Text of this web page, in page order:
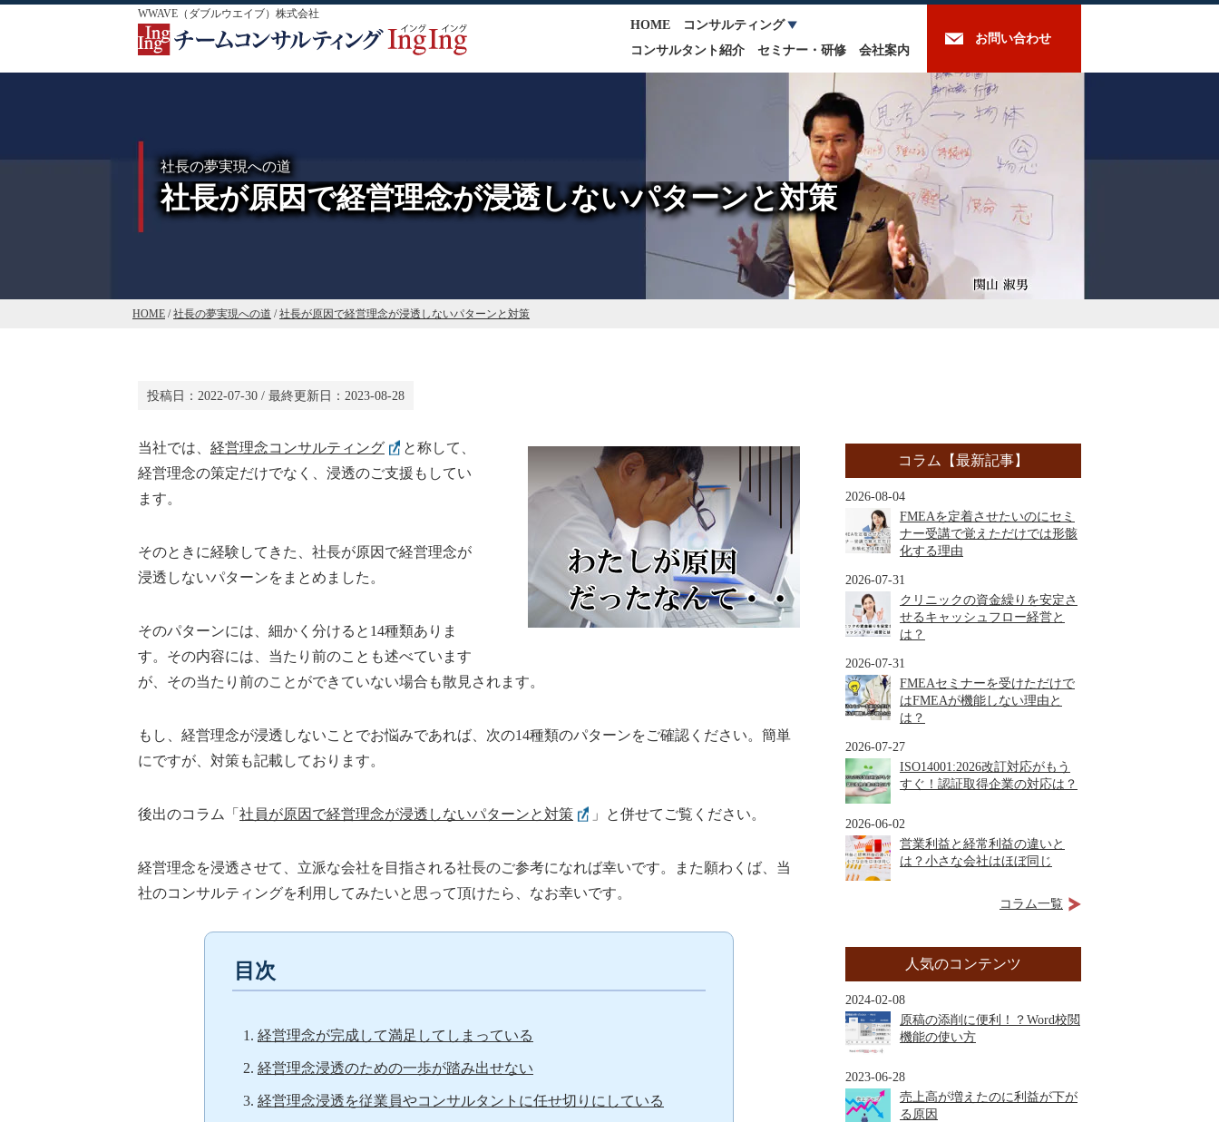
WWAVE（ダブルウエイブ）株式会社
お問い合わせ
HOME
コンサルティング
コンサルタント紹介
セミナー・研修 会社案内
社長の夢実現への道
社長が原因で経営理念が浸透しないパターンと対策
HOME /社長の夢実現への道 /社長が原因で経営理念が浸透しないパターンと対策
投稿日： 2022-07-30 / 最終更新日： 2023-08-28
当社では、 経営理念コンサルティング
と称して、
経営理念の策定だけでなく、浸透のご支援もしてい
ます。
そのときに経験してきた、社長が原因で経営理念が
浸透しないパターンをまとめました。
そのパターンには、細かく分けると14種類ありま
す。その内容には、当たり前のことも述べています
が、その当たり前のことができていない場合も散見されます。
もし、経営理念が浸透しないことでお悩みであれば、次の14種類のパターンをご確認ください。簡単
にですが、対策も記載しております。
後出のコラム「 社員が原因で経営理念が浸透しないパターンと対策 」と併せてご覧ください。
経営理念を浸透させて、立派な会社を目指される社長のご参考になれば幸いです。また願わくば、当
社のコンサルティングを利用してみたいと思って頂けたら、なお幸いです。
目次
経営理念が完成して満足してしまっている
経営理念浸透のための一歩が踏み出せない
経営理念浸透を従業員やコンサルタントに任せ切りにしている
コラム【最新記事】
2026-08-04
FMEAを定着させたいのにセミ
ナー受講で覚えただけでは形骸
化する理由
2026-07-31
クリニックの資金繰りを安定さ
せるキャッシュフロー経営と
は？
2026-07-31
FMEAセミナーを受けただけで
はFMEAが機能しない理由と
は？
2026-07-27
ISO14001:2026改訂対応がもう
すぐ！認証取得企業の対応は？
2026-06-02
営業利益と経常利益の違いと
は？小さな会社はほぼ同じ
コラム一覧
人気のコンテンツ
2024-02-08
原稿の添削に便利！？Word校閲
機能の使い方
2023-06-28
売上高が増えたのに利益が下が
る原因